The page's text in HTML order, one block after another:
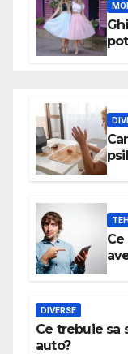
DIVERSE
Ce trebuie sa
auto?